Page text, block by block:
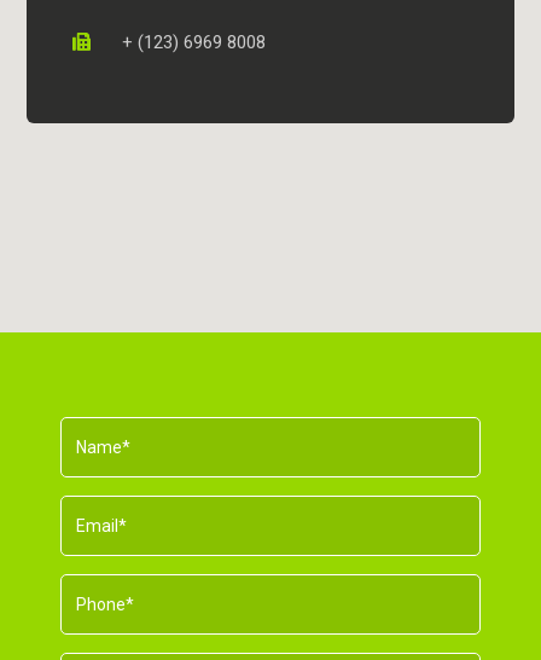
+ (123) 6969 8008